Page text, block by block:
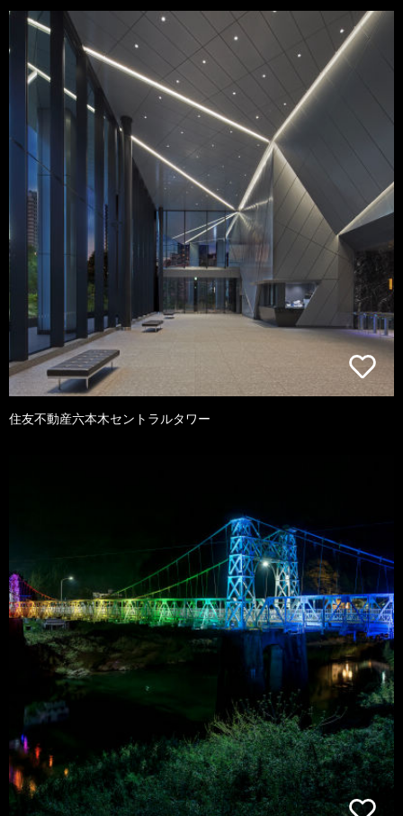
住友不動産六本木セントラルタワー